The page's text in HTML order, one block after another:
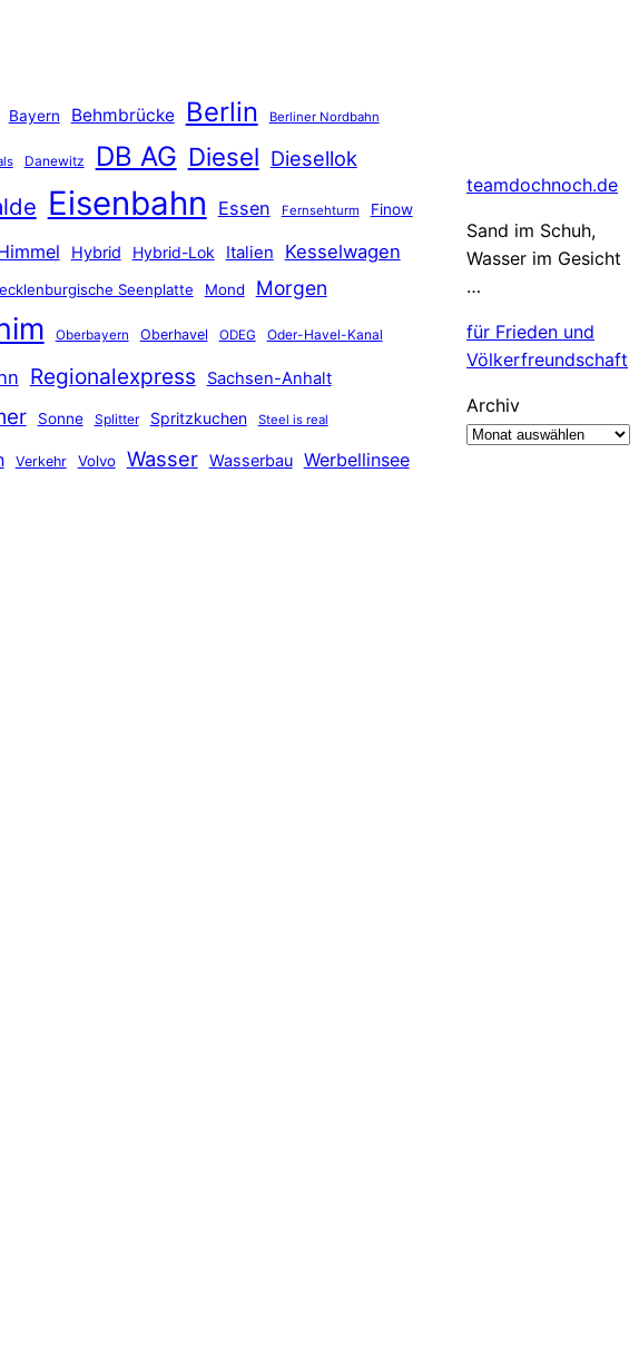
Bayern Behmbrücke Berlin Berliner Nordbahn
Danewitz DB AG Diesel Diesellok
Eisenbahn Essen Fernsehturm Finow
Hybrid Hybrid-Lok Italien Kesselwagen
Seenplatte Mond Morgen
Oberbayern Oberhavel ODEG Oder-Havel-Kanal
Regionalexpress Sachsen-Anhalt
Sonne Splitter Spritzkuchen Steel is real
Verkehr Volvo Wasser Wasserbau Werbellinsee
teamdochnoch.de
Sand im Schuh,
Wasser im Gesicht
…
für Frieden und
Völkerfreundschaft
Archiv